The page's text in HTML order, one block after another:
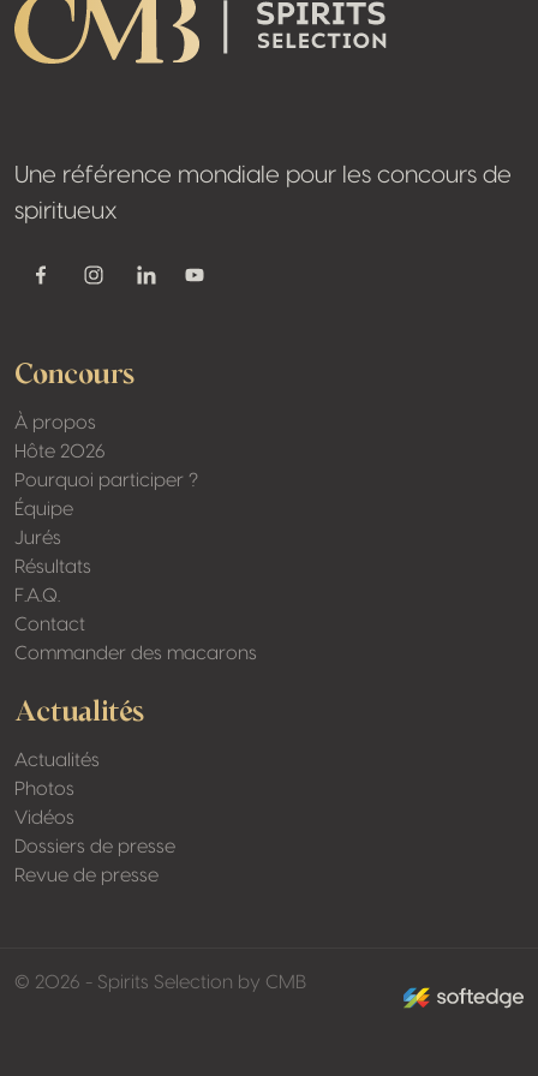
Une référence mondiale pour les concours de
spiritueux
FacebookInstagramLinkedinYoutube
Concours
À propos
Hôte 2026
Pourquoi participer ?
Équipe
Jurés
Résultats
F.A.Q.
Contact
Commander des macarons
Actualités
Actualités
Photos
Vidéos
Dossiers de presse
Revue de presse
© 2026 - Spirits Selection by CMB